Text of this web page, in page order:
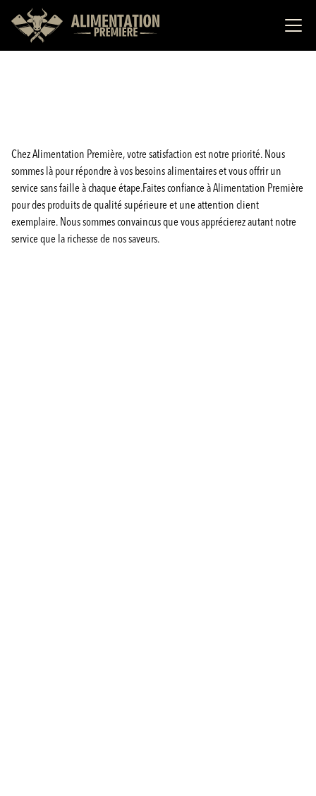
Chez Alimentation Première, votre satisfaction est notre priorité. Nous
sommes là pour répondre à vos besoins alimentaires et vous offrir un
service sans faille à chaque étape.Faites confiance à Alimentation Première
pour des produits de qualité supérieure et une attention client
exemplaire. Nous sommes convaincus que vous apprécierez autant notre
service que la richesse de nos saveurs.